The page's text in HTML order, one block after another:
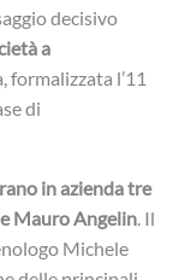
decisivo
a
formalizzata l’11
di
in azienda tre
Mauro Angelin. Il
Michele